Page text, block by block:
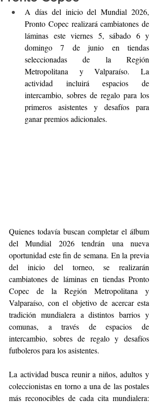
A días del inicio del Mundial 2026,
Pronto Copec realizará cambiatones de
láminas este viernes 5, sábado 6 y
domingo 7 de junio en tiendas
seleccionadas de la Región
Metropolitana y Valparaíso. La
actividad incluirá espacios de
intercambio, sobres de regalo para los
primeros asistentes y desafíos para
ganar premios adicionales.
Quienes todavía buscan completar el álbum
del Mundial 2026 tendrán una nueva
oportunidad este fin de semana. En la previa
del inicio del torneo, se realizarán
cambiatones de láminas en tiendas Pronto
Copec de la Región Metropolitana y
Valparaíso, con el objetivo de acercar esta
tradición mundialera a distintos barrios y
comunas, a través de espacios de
intercambio, sobres de regalo y desafíos
futboleros para los asistentes.
La actividad busca reunir a niños, adultos y
coleccionistas en torno a una de las postales
más reconocibles de cada cita mundialera: